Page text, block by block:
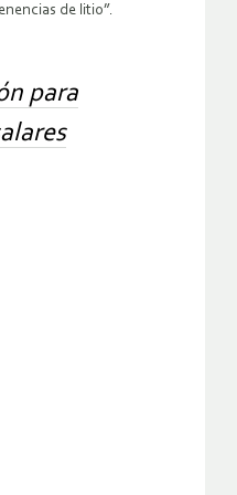
de litio”.
para